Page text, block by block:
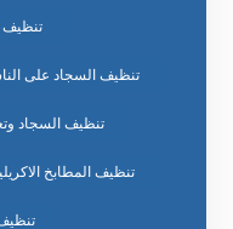
تنظيف
تنظيف السجاد على
تنظيف السجاد
تنظيف المطابخ